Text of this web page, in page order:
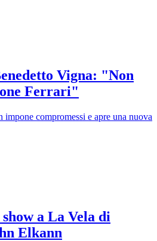
Vigna: "Non
Ferrari"
impone compromessi e apre una nuova
a La Vela di
Elkann